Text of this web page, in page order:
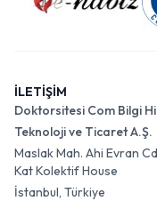
İLETİŞİM
Doktorsitesi Com Bilgi
Teknoloji ve Ticaret A.Ş.
Maslak Mah. Ahi Evran
Kat Kolektif House
İstanbul, Türkiye